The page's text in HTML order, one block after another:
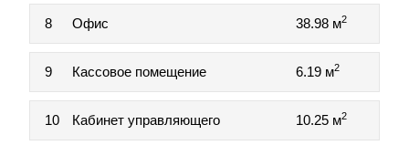
8 Офис 38.98 м2
9 Кассовое помещение 6.19 м2
10 Кабинет управляющего 10.25 м2